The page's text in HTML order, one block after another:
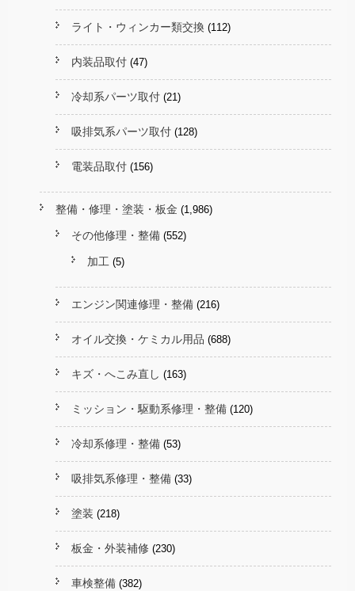
ライト・ウィンカー類交換 (112)
内装品取付 (47)
冷却系パーツ取付 (21)
吸排気系パーツ取付 (128)
電装品取付 (156)
整備・修理・塗装・板金 (1,986)
その他修理・整備 (552)
加工 (5)
エンジン関連修理・整備 (216)
オイル交換・ケミカル用品 (688)
キズ・へこみ直し (163)
ミッション・駆動系修理・整備 (120)
冷却系修理・整備 (53)
吸排気系修理・整備 (33)
塗装 (218)
板金・外装補修 (230)
車検整備 (382)